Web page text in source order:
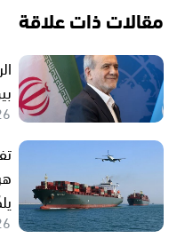
مقالات ذات علاقة